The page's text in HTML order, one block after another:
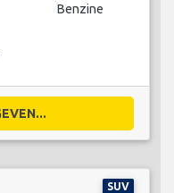
Benzine
SUV